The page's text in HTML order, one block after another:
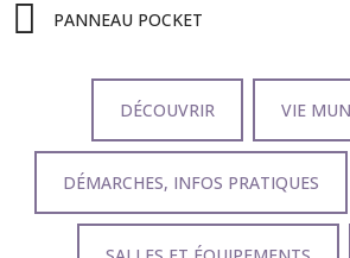
PANNEAU POCKET
DÉCOUVRIR VIE
DÉMARCHES, INFOS PRATIQUES